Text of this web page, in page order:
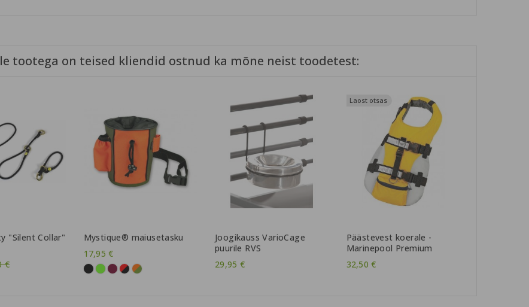
tootega on teised kliendid ostnud ka mõne neist toodetest:
"Silent Collar"
€
Mystique® maiusetasku
17,95 €
Joogikauss VarioCage
puurile RVS
29,95 €
Laost otsas
Päästevest koerale -
Marinepool Premium
32,50 €